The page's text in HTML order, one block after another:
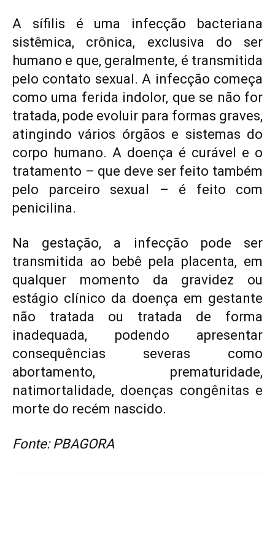
A sífilis é uma infecção bacteriana
sistêmica, crônica, exclusiva do ser
humano e que, geralmente, é transmitida
pelo contato sexual. A infecção começa
como uma ferida indolor, que se não for
tratada, pode evoluir para formas graves,
atingindo vários órgãos e sistemas do
corpo humano. A doença é curável e o
tratamento – que deve ser feito também
pelo parceiro sexual – é feito com
penicilina.
Na gestação, a infecção pode ser
transmitida ao bebê pela placenta, em
qualquer momento da gravidez ou
estágio clínico da doença em gestante
não tratada ou tratada de forma
inadequada, podendo apresentar
consequências severas como
abortamento, prematuridade,
natimortalidade, doenças congênitas e
morte do recém nascido.
Fonte: PBAGORA